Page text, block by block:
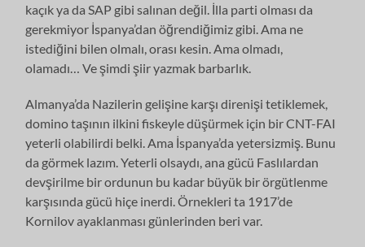
kaçık ya da SAP gibi salınan değil. İlla parti olması da
gerekmiyor İspanya’dan öğrendiğimiz gibi. Ama ne
istediğini bilen olmalı, orası kesin. Ama olmadı,
olamadı… Ve şimdi şiir yazmak barbarlık.
Almanya’da Nazilerin gelişine karşı direnişi tetiklemek,
domino taşının ilkini fiskeyle düşürmek için bir CNT-FAI
yeterli olabilirdi belki. Ama İspanya’da yetersizmiş. Bunu
da görmek lazım. Yeterli olsaydı, ana gücü Faslılardan
devşirilme bir ordunun bu kadar büyük bir örgütlenme
karşısında gücü hiçe inerdi. Örnekleri ta 1917’de
Kornilov ayaklanması günlerinden beri var.